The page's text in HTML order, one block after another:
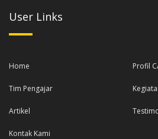
User Links
Home Profil
Tim Pengajar
Artikel
Kontak Kami